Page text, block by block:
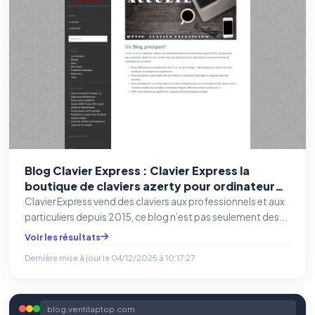
Blog Clavier Express : Clavier Express la
boutique de claviers azerty pour ordinateurs
portables
Clavier Express vend des claviers aux professionnels et aux
particuliers depuis 2015, ce blog n’est pas seulement des...
Voir les résultats
Dernière mise à jour le 04/12/2025 à 10:17:27
blog.ventilaptop.com